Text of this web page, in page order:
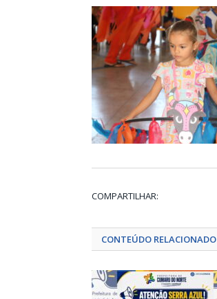
COMPARTILHAR:
CONTEÚDO RELACIONADO